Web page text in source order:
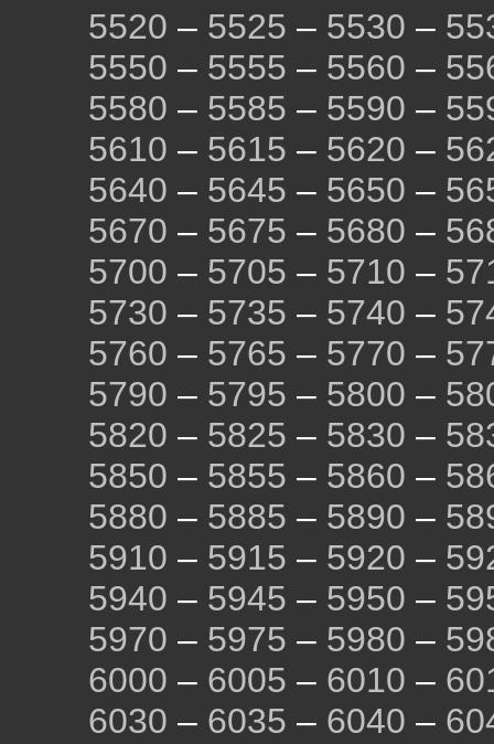
5520 – 5525 – 5530 –
5550 – 5555 – 5560 –
5580 – 5585 – 5590 –
5610 – 5615 – 5620 –
5640 – 5645 – 5650 –
5670 – 5675 – 5680 –
5700 – 5705 – 5710 –
5730 – 5735 – 5740 –
5760 – 5765 – 5770 –
5790 – 5795 – 5800 –
5820 – 5825 – 5830 –
5850 – 5855 – 5860 –
5880 – 5885 – 5890 –
5910 – 5915 – 5920 –
5940 – 5945 – 5950 –
5970 – 5975 – 5980 –
6000 – 6005 – 6010 –
6030 – 6035 – 6040 –